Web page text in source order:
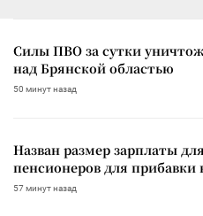
Силы ПВО за сутки
над Брянской областью
50 минут назад
Назван размер зарплаты
пенсионеров для прибавки
57 минут назад